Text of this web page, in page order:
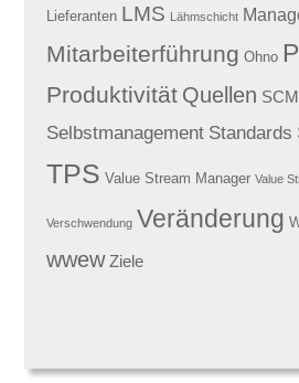
Lieferanten LMS Lähmschicht
Mitarbeiterführung Ohno
Produktivität Quellen SCM
Selbstmanagement Standards
TPS Value Stream Manager Value
Verschwendung Veränderung
wwew Ziele